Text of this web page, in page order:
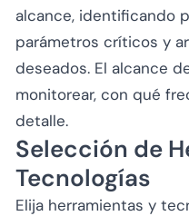
alcance, identificando
parámetros críticos y
deseados. El alcance
monitorear, con qué
detalle.
Selección de
Tecnologías
Elija herramientas y